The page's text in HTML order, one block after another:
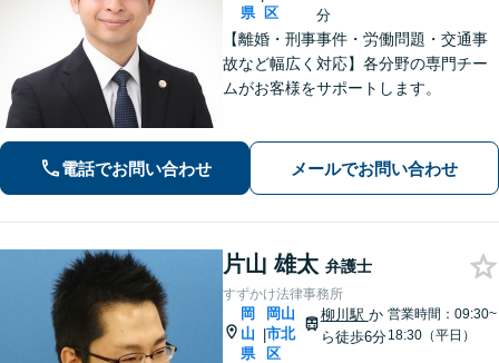
県
区
分
【離婚・刑事事件・労働問題・交通事
故など幅広く対応】各分野の専門チー
ムがお客様をサポートします。
電話でお問い合わせ メールでお問い合わせ
片山 雄太 弁護士
すずかけ法律事務所
岡
山
県
|
岡山
市北
区
柳川駅 か
ら徒歩6分
営業時間：09:30~
18:30（平日）